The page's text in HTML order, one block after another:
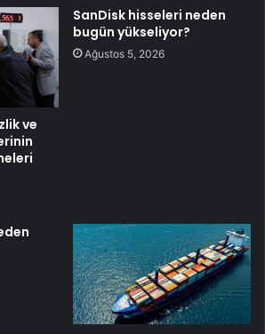
ve
SanDisk hisseleri neden
bugün yükseliyor?
Ağustos 5, 2026